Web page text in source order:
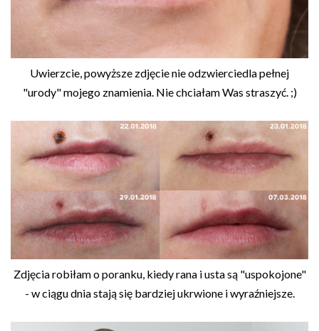
Uwierzcie, powyższe zdjęcie nie odzwierciedla pełnej
"urody" mojego znamienia. Nie chciałam Was straszyć. ;)
Zdjęcia robiłam o poranku, kiedy rana i usta są "uspokojone"
- w ciągu dnia stają się bardziej ukrwione i wyraźniejsze.